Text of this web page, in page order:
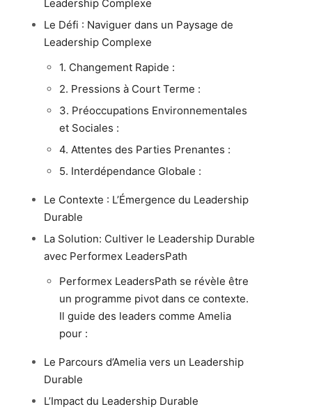
Leadership Complexe
Le Défi : Naviguer dans un Paysage de
Leadership Complexe
1. Changement Rapide :
2. Pressions à Court Terme :
3. Préoccupations Environnementales
et Sociales :
4. Attentes des Parties Prenantes :
5. Interdépendance Globale :
Le Contexte : L’Émergence du Leadership
Durable
La Solution: Cultiver le Leadership Durable
avec Performex LeadersPath
Performex LeadersPath se révèle être
un programme pivot dans ce contexte.
Il guide des leaders comme Amelia
pour :
Le Parcours d’Amelia vers un Leadership
Durable
L’Impact du Leadership Durable